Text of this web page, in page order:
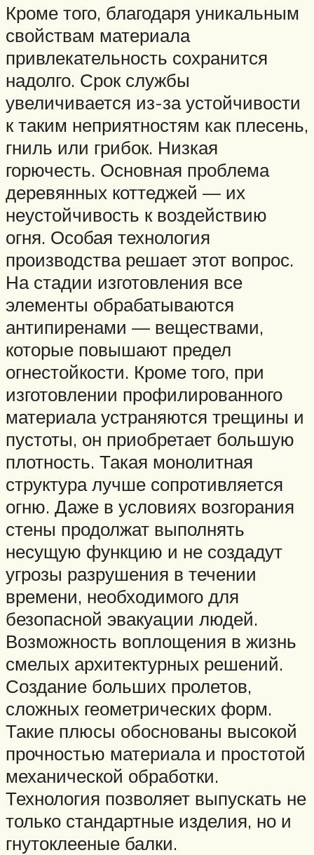
Кроме того, благодаря уникальным
свойствам материала
привлекательность сохранится
надолго. Срок службы
увеличивается из-за устойчивости
к таким неприятностям как плесень,
гниль или грибок. Низкая
горючесть. Основная проблема
деревянных коттеджей — их
неустойчивость к воздействию
огня. Особая технология
производства решает этот вопрос.
На стадии изготовления все
элементы обрабатываются
антипиренами — веществами,
которые повышают предел
огнестойкости. Кроме того, при
изготовлении профилированного
материала устраняются трещины и
пустоты, он приобретает большую
плотность. Такая монолитная
структура лучше сопротивляется
огню. Даже в условиях возгорания
стены продолжат выполнять
несущую функцию и не создадут
угрозы разрушения в течении
времени, необходимого для
безопасной эвакуации людей.
Возможность воплощения в жизнь
смелых архитектурных решений.
Создание больших пролетов,
сложных геометрических форм.
Такие плюсы обоснованы высокой
прочностью материала и простотой
механической обработки.
Технология позволяет выпускать не
только стандартные изделия, но и
гнутоклееные балки.